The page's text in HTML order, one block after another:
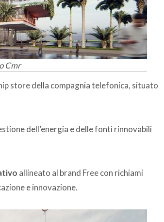
Cmr
store della compagnia telefonica, situato
dell’energia e delle fonti rinnovabili
allineato al brand Free con richiami
e innovazione.